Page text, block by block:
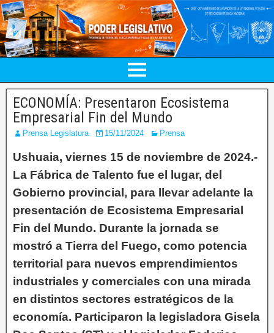
ECONOMÍA: Presentaron Ecosistema
Empresarial Fin del Mundo
Prensa Legislatura 15/11/2024 Prensa
Ushuaia, viernes 15 de noviembre de 2024.-
La Fábrica de Talento fue el lugar, del
Gobierno provincial, para llevar adelante la
presentación de Ecosistema Empresarial
Fin del Mundo. Durante la jornada se
mostró a Tierra del Fuego, como potencia
territorial para nuevos emprendimientos
industriales y comerciales con una mirada
en distintos sectores estratégicos de la
economía. Participaron la legisladora Gisela